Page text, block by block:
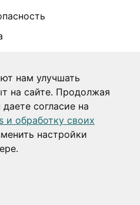
нам улучшать
на сайте. Продолжая
согласие на
и обработку своих
настройки